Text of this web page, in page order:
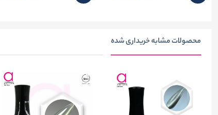
محصولات مشابه خریداری شده